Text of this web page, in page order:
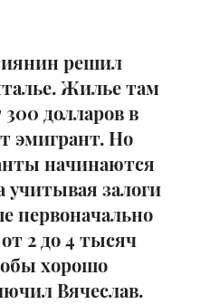
решил
Жилье там
долларов в
эмигрант. Но
начинаются
учитывая залоги
первоначально
2 до 4 тысяч
хорошо
Вячеслав.